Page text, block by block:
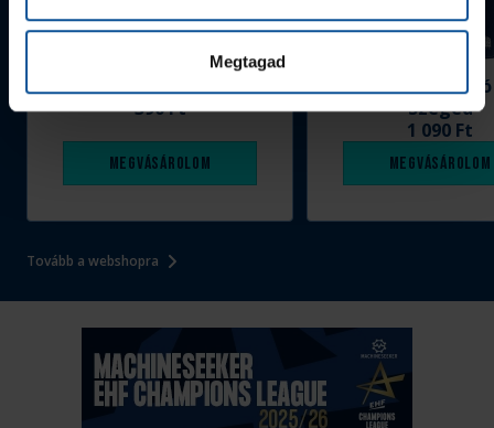
Megtagad
Tovább a webshopra
Grafitceruza 25/26
390 Ft
Megvásárolom
Szeged
1 090 Ft
Megvásárolom